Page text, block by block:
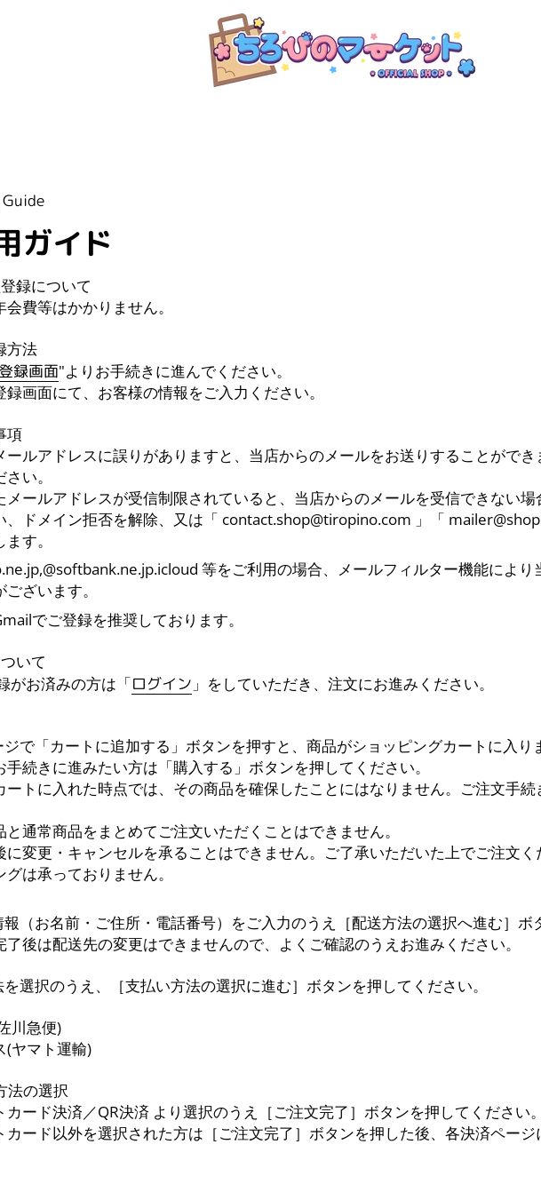
ガイド
録について
会費等はかかりません。
方法
録画面"よりお手続きに進んでください。
録画面にて、お客様の情報をご入力ください。
項
ールアドレスに誤りがありますと、当店からのメールをお送りすることがで
い。
メールアドレスが受信制限されていると、当店からのメールを受信できない
、ドメイン拒否を解除、又は「 contact.shop@tiropino.com 」「
す。
等をご利用の場合、メールフィルター機能によ
ざいます。
でご登録を推奨しております。
いて
がお済みの方は「ログイン 」をしていただき、注文にお進みください。
で「カートに追加する」ボタンを押すと、商品がショッピングカートに入り
手続きに進みたい方は「購入する」ボタンを押してください。
トに入れた時点では、その商品を確保したことにはなりません。ご注文手
通常商品をまとめてご注文いただくことはできません。
変更・キャンセルを承ることはできません。ご了承いただいた上でご注文く
は承っておりません。
（お名前・ご住所・電話番号）をご入力のうえ［配送方法の選択へ進む］ボ
後は配送先の変更はできませんので、よくご確認のうえお進みください。
選択のうえ、［支払い方法の選択に進む］ボタンを押してください。
川急便)
(ヤマト運輸)
法の選択
カード決済／QR決済 より選択のうえ［ご注文完了］ボタンを押してください。
カード以外を選択された方は［ご注文完了］ボタンを押した後、各決済ページ